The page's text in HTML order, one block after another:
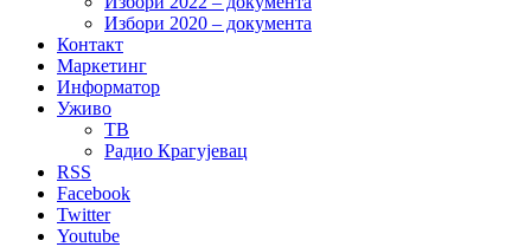
Избори 2020 – документа
Контакт
Маркетинг
Информатор
Уживо
ТВ
Радио Крагујевац
RSS
Facebook
Twitter
Youtube